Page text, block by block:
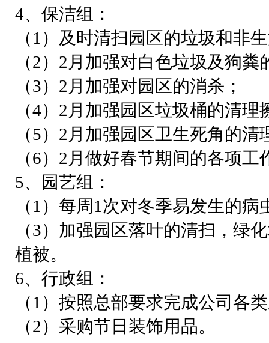
4、保洁组：
（1）及时清扫园区的垃圾和非
（2）2月加强对白色垃圾及狗粪
（3）2月加强对园区的消杀；
（4）2月加强园区垃圾桶的清
（5）2月加强园区卫生死角的清
（6）2月做好春节期间的各项工
5、园艺组：
（1）每周1次对冬季易发生的
（3）加强园区落叶的清扫，绿
植被。
6、行政组：
（1）按照总部要求完成公司各
（2）采购节日装饰用品。